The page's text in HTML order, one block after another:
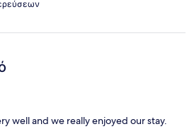
well and we really enjoyed our stay.